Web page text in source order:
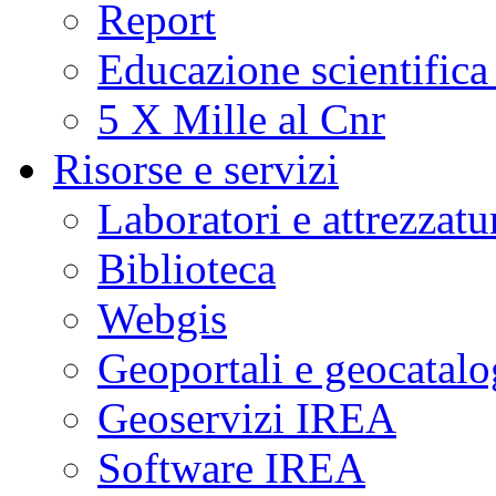
Report
Educazione
5 X Mille al Cnr
Risorse e servizi
Laboratori e
Biblioteca
Webgis
Geoportali e
Geoservizi IREA
Software IREA